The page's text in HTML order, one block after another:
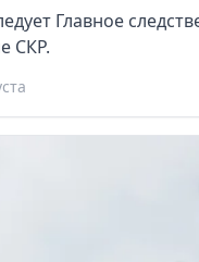
Главное
СКР.